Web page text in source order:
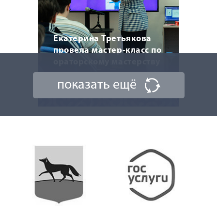
Екатерина Третьякова
провела мастер-класс по
20 марта 2026
показать ещё